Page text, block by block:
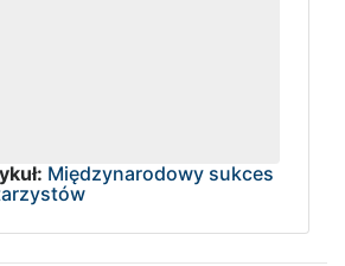
Międzynarodowy sukces